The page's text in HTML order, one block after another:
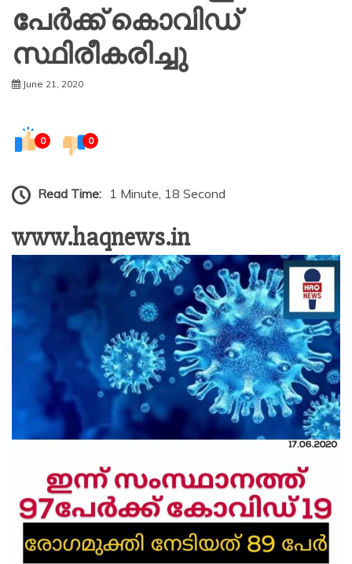
പേർക്ക് കൊവിഡ്
സ്ഥിരീകരിച്ചു
June 21, 2020
0 0
Read Time: 1 Minute, 18 Second
www.haqnews.in